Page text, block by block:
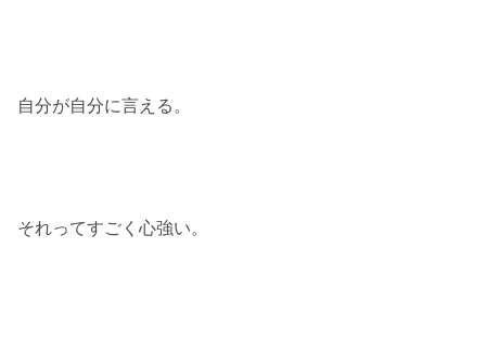
自分が自分に言える。
それってすごく心強い。